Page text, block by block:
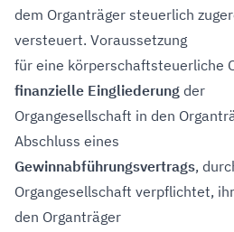
dem Organträger steuerlich
versteuert. Voraussetzung
für eine körperschaftsteuerliche
finanzielle Eingliederung der
Organgesellschaft in den
Abschluss eines
Gewinnabführungsvertrags,
Organgesellschaft verpflichtet,
den Organträger